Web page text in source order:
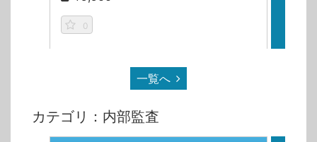
0
一覧へ
カテゴリ：内部監査